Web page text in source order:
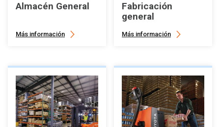
Almacén General
Más información
Fabricación
general
Más información